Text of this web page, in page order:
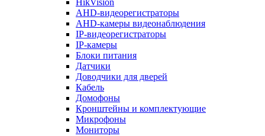
HikVision
AHD-видеорегистраторы
AHD-камеры видеонаблюдения
IP-видеорегистраторы
IP-камеры
Блоки питания
Датчики
Доводчики для дверей
Кабель
Домофоны
Кронштейны и комплектующие
Микрофоны
Мониторы